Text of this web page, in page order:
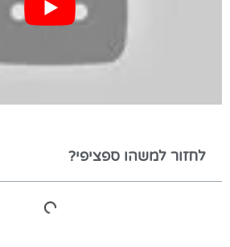
לחזור למשהו ספציפי?